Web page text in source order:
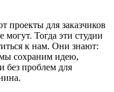
проекты для заказчиков
могут. Тогда эти студии
к нам. Они знают:
сохраним идею,
без проблем для